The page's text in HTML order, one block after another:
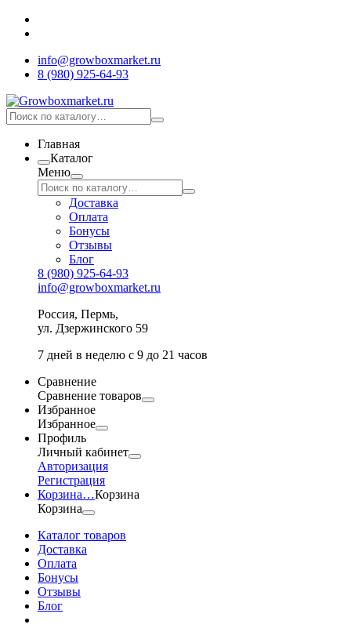
info@growboxmarket.ru
8 (980) 925-64-93
Главная
Каталог
Меню
Доставка
Оплата
Бонусы
Отзывы
Блог
8 (980) 925-64-93
info@growboxmarket.ru
Россия, Пермь,
ул. Дзержинского 59
7 дней в неделю с 9 до 21 часов
Сравнение
Сравнение товаров
Избранное
Избранное
Профиль
Личный кабинет
Авторизация
Регистрация
Корзина…Корзина
Корзина
Каталог товаров
Доставка
Оплата
Бонусы
Отзывы
Блог